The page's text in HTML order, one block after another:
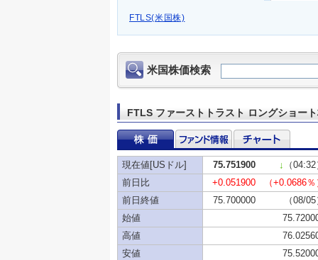
FTLS(米国株)